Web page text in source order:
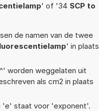
' of '34 SCP to
de namen van de twee
' in plaats
worden weggelaten uit
als cm2 in plaats
'e' staat voor 'exponent'.